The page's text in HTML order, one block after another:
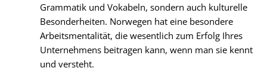
Grammatik und Vokabeln, sondern auch kulturelle
Besonderheiten. Norwegen hat eine besondere
Arbeitsmentalität, die wesentlich zum Erfolg Ihres
Unternehmens beitragen kann, wenn man sie kennt
und versteht.